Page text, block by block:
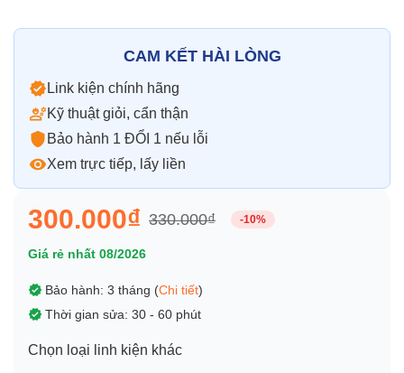
CAM KẾT HÀI LÒNG
Link kiện chính hãng
Kỹ thuật giỏi, cẩn thận
Bảo hành 1 ĐỔI 1 nếu lỗi
Xem trực tiếp, lấy liền
300.000₫ 330.000₫ -10%
Giá rẻ nhất 08/2026
Bảo hành: 3 tháng (Chi tiết)
Thời gian sửa: 30 - 60 phút
Chọn loại linh kiện khác